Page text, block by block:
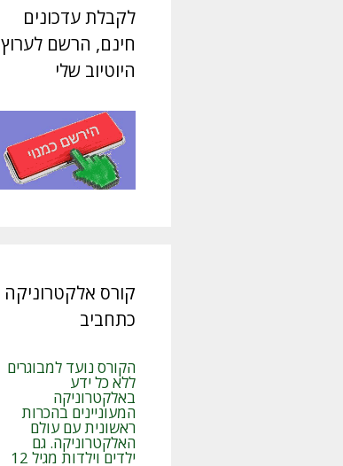
לקבלת עדכונים
חינם, הרשם לערוץ
היוטיוב שלי
קורס אלקטרוניקה
כתחביב
הקורס נועד למבוגרים
ללא כל ידע
באלקטרוניקה
המעוניינים בהכרות
ראשונית עם עולם
האלקטרוניקה. גם
ילדים וילדות מגיל 12